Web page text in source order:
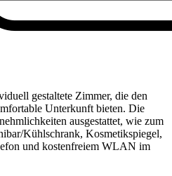
gestaltete Zimmer, die den
Unterkunft bieten. Die
ausgestattet, wie zum
Kühlschrank, Kosmetikspiegel,
und kostenfreiem WLAN im